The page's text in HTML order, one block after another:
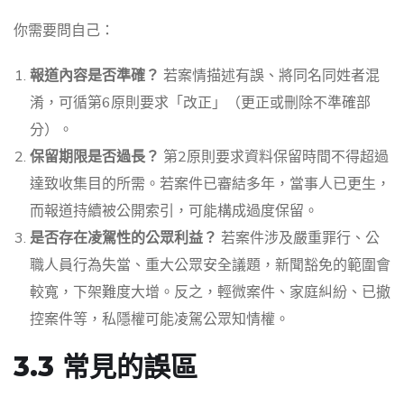
你需要問自己：
報道內容是否準確？ 若案情描述有誤、將同名同姓者混
淆，可循第6原則要求「改正」（更正或刪除不準確部
分）。
保留期限是否過長？ 第2原則要求資料保留時間不得超過
達致收集目的所需。若案件已審結多年，當事人已更生，
而報道持續被公開索引，可能構成過度保留。
是否存在凌駕性的公眾利益？ 若案件涉及嚴重罪行、公
職人員行為失當、重大公眾安全議題，新聞豁免的範圍會
較寬，下架難度大增。反之，輕微案件、家庭糾紛、已撤
控案件等，私隱權可能凌駕公眾知情權。
3.3 常見的誤區